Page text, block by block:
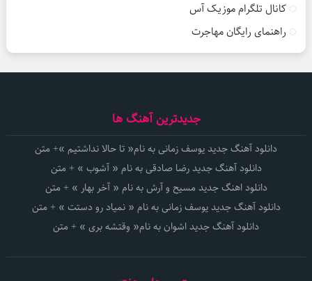
کانال تلگرام موزیک آس
راهنمای رایگان مهاجرت
جدیدترین آهنگ ها
دانلود آهنگ جدید یوسف زمانی به نام« تا حالا نداشتیم »+ متن
دانلود آهنگ جدید رضا صادقی به نام « آشوب » + متن
دانلود اهنگ جدید مسیح و آرش به نام « آخر بهار » + متن
دانلود آهنگ جدید یوسف زمانی به نام « نمیاد رو دستت » + متن
دانلود آهنگ جدید اشوان به نام« وقتشه بری » + متن